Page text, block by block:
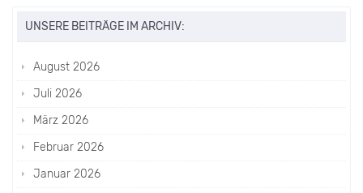
UNSERE BEITRÄGE IM ARCHIV:
August 2026
Juli 2026
März 2026
Februar 2026
Januar 2026